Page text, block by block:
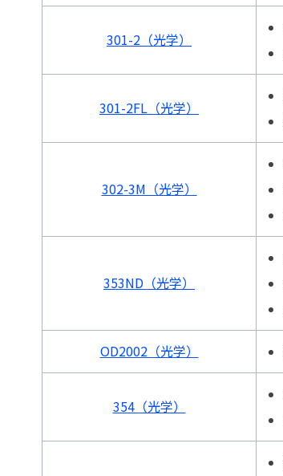
301-2（光学）
301-2FL（光学）
302-3M（光学）
353ND（光学）
OD2002（光学）
354（光学）